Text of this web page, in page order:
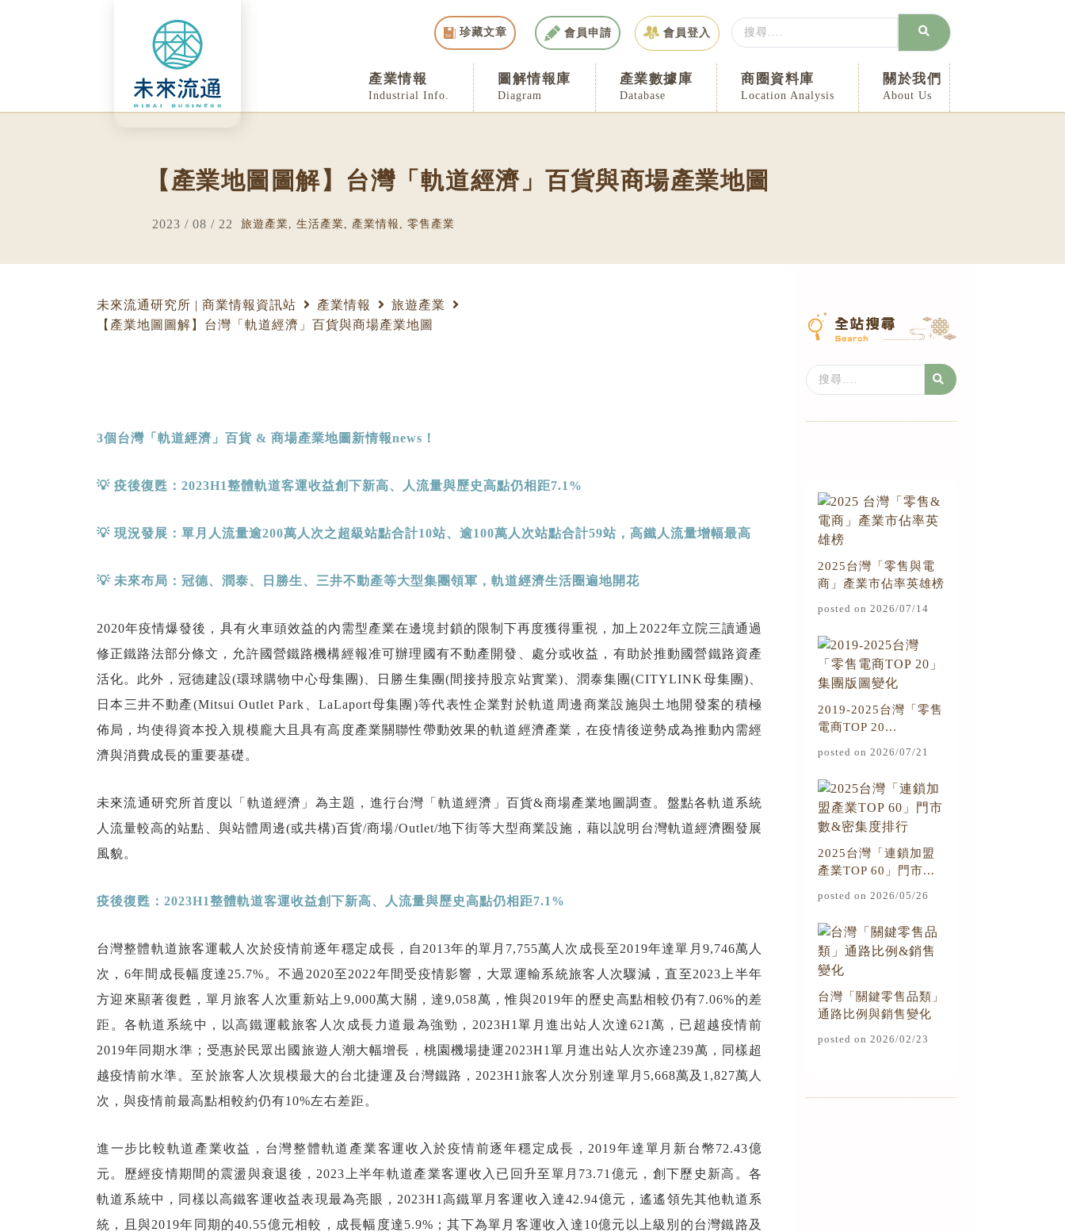
珍藏文章 會員申請 會員登入
Search
...
產業情報
Industrial Info.
圖解情報庫
Diagram
產業數據庫
Database
商圈資料庫
Location Analysis
關於我們
About Us
【產業地圖圖解】台灣「軌道經濟」百貨與商場產業地圖
2023 / 08 / 22 旅遊產業 生活產業 產業情報 零售產業
未來流通研究所 | 商業情報資訊站 產業情報
旅遊產業
【產業地圖圖解】台灣「軌道經濟」百貨與商場產業地圖
3個台灣「軌道經濟」百貨 & 商場產業地圖新情報news ！
💡 疫後復甦： 2023H1整體軌道客運收益創下新高、人流量與歷史高點仍相距7.1%
💡 現況發展：單月人流量逾200萬人次之超級站點合計10站、逾100萬人次站點合計59站，高鐵人流量增幅最高
💡 未來布局：冠德、潤泰、日勝生、三井不動產等大型集團領軍，軌道經濟生活圈遍地開花
2020年疫情爆發後，具有火車頭效益的內需型產業在邊境封鎖的限制下再度獲得重視，加上2022年立院三讀通過
修正鐵路法部分條文，允許國營鐵路機構經報准可辦理國有不動產開發、處分或收益，有助於推動國營鐵路資產
活化。此外，冠德建設(環球購物中心母集團)、日勝生集團(間接持股京站實業)、潤泰集團(CITYLINK母集團)、
日本三井不動產(Mitsui Outlet Park、LaLaport母集團)等代表性企業對於軌道周邊商業設施與土地開發案的積極
佈局，均使得資本投入規模龐大且具有高度產業關聯性帶動效果的軌道經濟產業，在疫情後逆勢成為推動內需經
濟與消費成長的重要基礎。
未來流通研究所首度以「軌道經濟」為主題，進行台灣「軌道經濟」百貨&商場產業地圖調查。盤點各軌道系統
人流量較高的站點、與站體周邊(或共構)百貨/商場/Outlet/地下街等大型商業設施，藉以說明台灣軌道經濟圈發展
風貌。
疫後復甦： 2023H1整體軌道客運收益創下新高、人流量與歷史高點仍相距7.1%
台灣整體軌道旅客運載人次於疫情前逐年穩定成長，自2013年的單月7,755萬人次成長至2019年達單月9,746萬人
次，6年間成長幅度達25.7%。不過2020至2022年間受疫情影響，大眾運輸系統旅客人次驟減，直至2023上半年
方迎來顯著復甦，單月旅客人次重新站上9,000萬大關，達9,058萬，惟與2019年的歷史高點相較仍有7.06%的差
距。各軌道系統中，以高鐵運載旅客人次成長力道最為強勁，2023H1單月進出站人次達621萬，已超越疫情前
2019年同期水準；受惠於民眾出國旅遊人潮大幅增長，桃園機場捷運2023H1單月進出站人次亦達239萬，同樣超
越疫情前水準。至於旅客人次規模最大的台北捷運及台灣鐵路，2023H1旅客人次分別達單月5,668萬及1,827萬人
次，與疫情前最高點相較約仍有10%左右差距。
進一步比較軌道產業收益，台灣整體軌道產業客運收入於疫情前逐年穩定成長，2019年達單月新台幣72.43億
元。歷經疫情期間的震盪與衰退後，2023上半年軌道產業客運收入已回升至單月73.71億元，創下歷史新高。各
軌道系統中，同樣以高鐵客運收益表現最為亮眼，2023H1高鐵單月客運收入達42.94億元，遙遙領先其他軌道系
統，且與2019年同期的40.55億元相較，成長幅度達5.9%；其下為單月客運收入達10億元以上級別的台灣鐵路及
Search
...
2025台灣「零售與電
商」產業市佔率英雄榜
posted on 2026/07/14
2019-2025台灣「零售
電商TOP 20...
posted on 2026/07/21
2025台灣「連鎖加盟
產業TOP 60」門市...
posted on 2026/05/26
台灣「關鍵零售品類」
通路比例與銷售變化
posted on 2026/02/23